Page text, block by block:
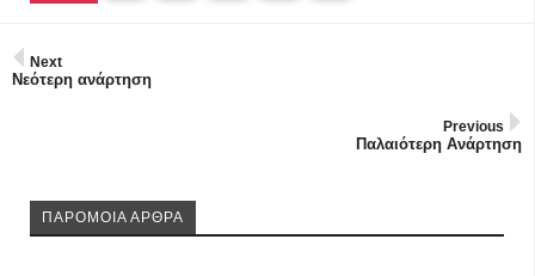
Next
Νεότερη ανάρτηση
Previous
Παλαιότερη Ανάρτηση
ΠΑΡΟΜΟΙΑ ΑΡΘΡΑ